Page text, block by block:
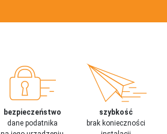
bezpieczeństwo
dane podatnika
szybkość
brak konieczności